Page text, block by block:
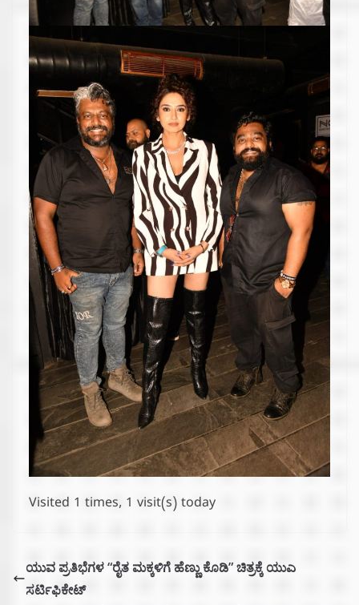
Visited 1 times, 1 visit(s) today
ಯುವ ಪ್ರತಿಭೆಗಳ “ರೈತ ಮಕ್ಕಳಿಗೆ ಹೆಣ್ಣು ಕೊಡಿ” ಚಿತ್ರಕ್ಕೆ ಯುಎ
ಸರ್ಟಿಫಿಕೇಟ್